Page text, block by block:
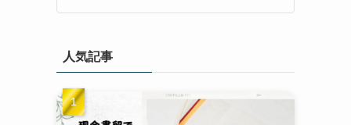
人気記事